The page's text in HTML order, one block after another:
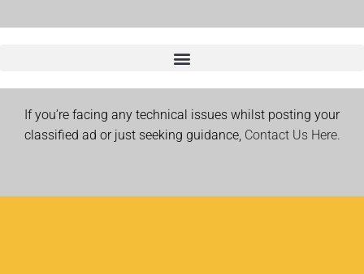
If you’re facing any technical issues whilst posting your
classified ad or just seeking guidance, Contact Us Here.